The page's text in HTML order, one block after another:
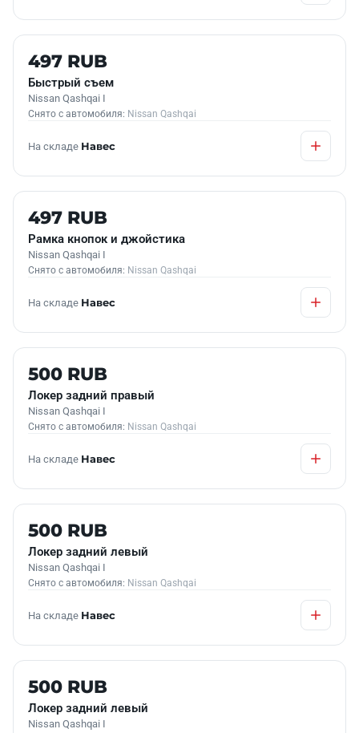
Б/У В НАЛИЧИИ
497 RUB
Быстрый съем
Nissan Qashqai I
Снято с автомобиля: Nissan Qashqai
На складе Навес
Б/У В НАЛИЧИИ
497 RUB
Рамка кнопок и джойстика
Nissan Qashqai I
Снято с автомобиля: Nissan Qashqai
На складе Навес
Б/У В НАЛИЧИИ
500 RUB
Локер задний правый
Nissan Qashqai I
Снято с автомобиля: Nissan Qashqai
На складе Навес
Б/У В НАЛИЧИИ
500 RUB
Локер задний левый
Nissan Qashqai I
Снято с автомобиля: Nissan Qashqai
На складе Навес
Б/У В НАЛИЧИИ
500 RUB
Локер задний левый
Nissan Qashqai I